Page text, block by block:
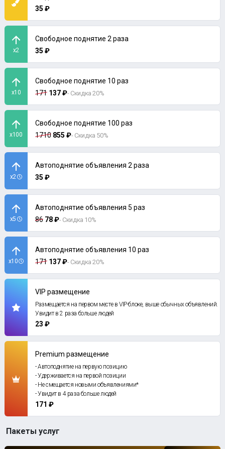
35 ₽
x2
Свободное поднятие 2 раза
35 ₽
x10
Свободное поднятие 10 раз
171 137 ₽- Скидка 20%
x100
Свободное поднятие 100 раз
1710 855 ₽- Скидка 50%
x2
Автоподнятие объявления 2 раза
35 ₽
x5
Автоподнятие объявления 5 раз
86 78 ₽- Скидка 10%
x10
Автоподнятие объявления 10 раз
171 137 ₽- Скидка 20%
VIP размещение
Размещается на первом месте в VIP-блоке, выше обычных объявлений.
Увидит в 2 раза больше людей
23 ₽
Premium размещение
- Автоподнятие на первую позицию
- Удерживается на первой позиции
- Не смещается новыми объявлениями*
- Увидит в 4 раза больше людей
171 ₽
Пакеты услуг